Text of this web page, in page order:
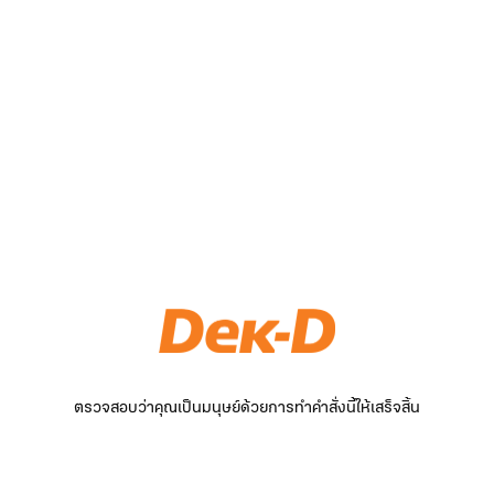
ตรวจสอบว่าคุณเป็นมนุษย์ด้วยการทำคำสั่งนี้ให้เสร็จสิ้น